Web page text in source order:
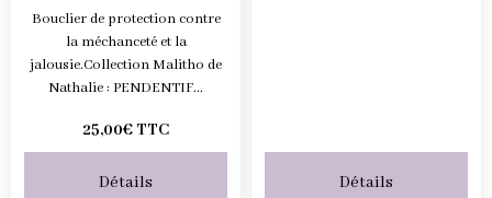
Bouclier de protection contre
la méchanceté et la
jalousie.Collection Malitho de
Nathalie : PENDENTIF...
25,00€ TTC
Détails Détails